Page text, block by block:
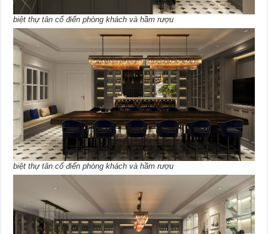
biệt thự tân cổ điển phòng khách và hầm rượu
biệt thự tân cổ điển phòng khách và hầm rượu